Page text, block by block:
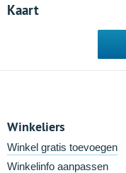
Kaart
Winkeliers
Winkel gratis toevoegen
Winkelinfo aanpassen